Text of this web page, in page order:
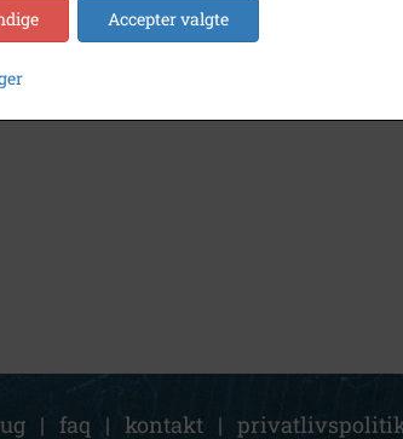
| faq | kontakt |
Accepter valgte